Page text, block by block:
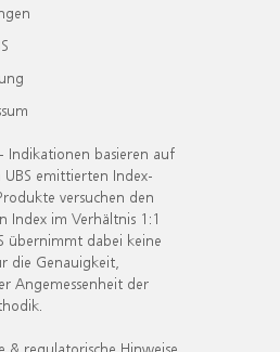
Indikationen basieren auf
emittierten Index-
versuchen den
Index im Verhältnis 1:1
übernimmt dabei keine
die Genauigkeit,
Angemessenheit der